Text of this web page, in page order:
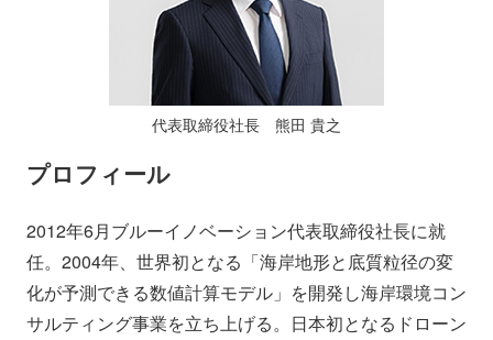
代表取締役社長 熊田 貴之
プロフィール
2012年6月ブルーイノベーション代表取締役社長に就
任。2004年、世界初となる「海岸地形と底質粒径の変
化が予測できる数値計算モデル」を開発し海岸環境コン
サルティング事業を立ち上げる。日本初となるドローン